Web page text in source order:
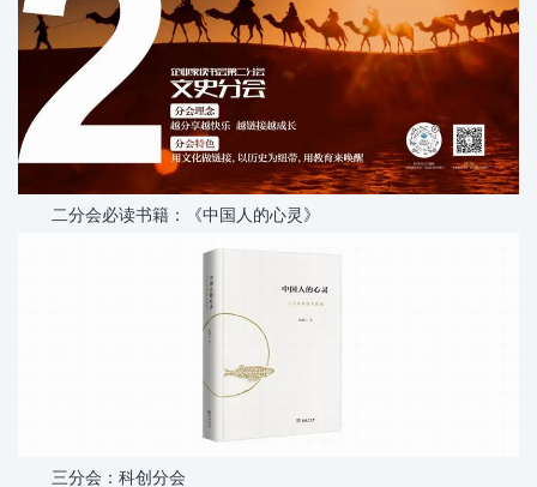
二分会必读书籍：《中国人的心灵》
三分会：科创分会